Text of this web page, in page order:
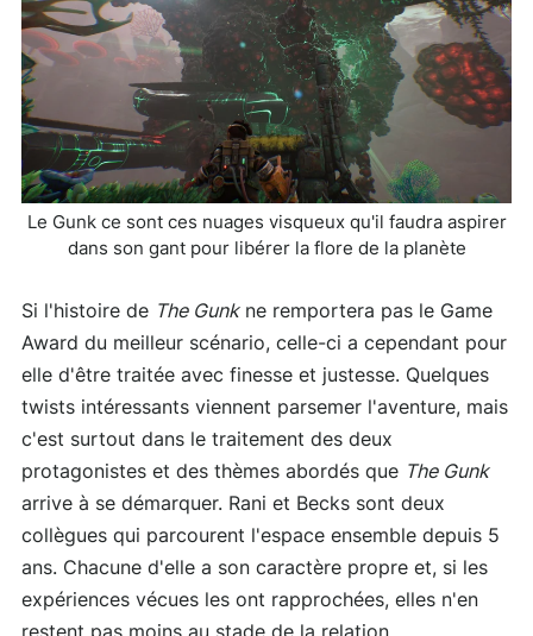
Le Gunk ce sont ces nuages visqueux qu'il faudra aspirer
dans son gant pour libérer la flore de la planète
Si l'histoire de The Gunkne remportera pas le Game
Award du meilleur scénario, celle-ci a cependant pour
elle d'être traitée avec finesse et justesse. Quelques
twists intéressants viennent parsemer l'aventure, mais
c'est surtout dans le traitement des deux
protagonistes et des thèmes abordés que The Gunk
arrive à se démarquer. Rani et Becks sont deux
collègues qui parcourent l'espace ensemble depuis 5
ans. Chacune d'elle a son caractère propre et, si les
expériences vécues les ont rapprochées, elles n'en